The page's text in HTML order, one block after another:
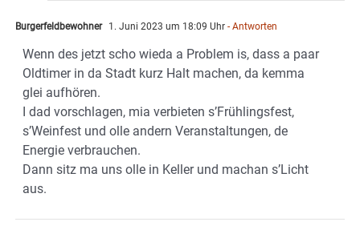
Burgerfeldbewohner 1. Juni 2023 um 18:09 Uhr - Antworten
Wenn des jetzt scho wieda a Problem is, dass a paar
Oldtimer in da Stadt kurz Halt machen, da kemma
glei aufhören.
I dad vorschlagen, mia verbieten s’Frühlingsfest,
s’Weinfest und olle andern Veranstaltungen, de
Energie verbrauchen.
Dann sitz ma uns olle in Keller und machan s’Licht
aus.